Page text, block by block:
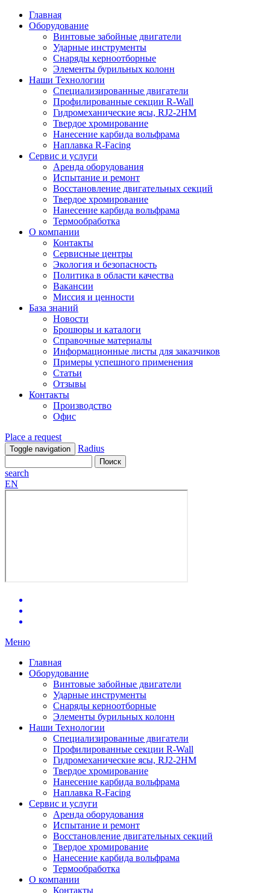
Главная
Оборудование
Винтовые забойные двигатели
Ударные инструменты
Снаряды керноотборные
Элементы бурильных колонн
Наши Технологии
Специализированные двигатели
Профилированные секции R-Wall
Гидромеханические ясы, RJ2-2HM
Твердое хромирование
Нанесение карбида вольфрама
Наплавка R-Facing
Сервис и услуги
Аренда оборудования
Испытание и ремонт
Восстановление двигательных секций
Твердое хромирование
Нанесение карбида вольфрама
Термообработка
О компании
Контакты
Сервисные центры
Экология и безопасность
Политика в области качества
Вакансии
Миссия и ценности
База знаний
Новости
Брошюры и каталоги
Справочные материалы
Информационные листы для заказчиков
Примеры успешного применения
Статьи
Отзывы
Контакты
Производство
Офис
Place a request
Toggle navigation Radius
search
EN
Меню
Главная
Оборудование
Винтовые забойные двигатели
Ударные инструменты
Снаряды керноотборные
Элементы бурильных колонн
Наши Технологии
Специализированные двигатели
Профилированные секции R-Wall
Гидромеханические ясы, RJ2-2HM
Твердое хромирование
Нанесение карбида вольфрама
Наплавка R-Facing
Сервис и услуги
Аренда оборудования
Испытание и ремонт
Восстановление двигательных секций
Твердое хромирование
Нанесение карбида вольфрама
Термообработка
О компании
Контакты